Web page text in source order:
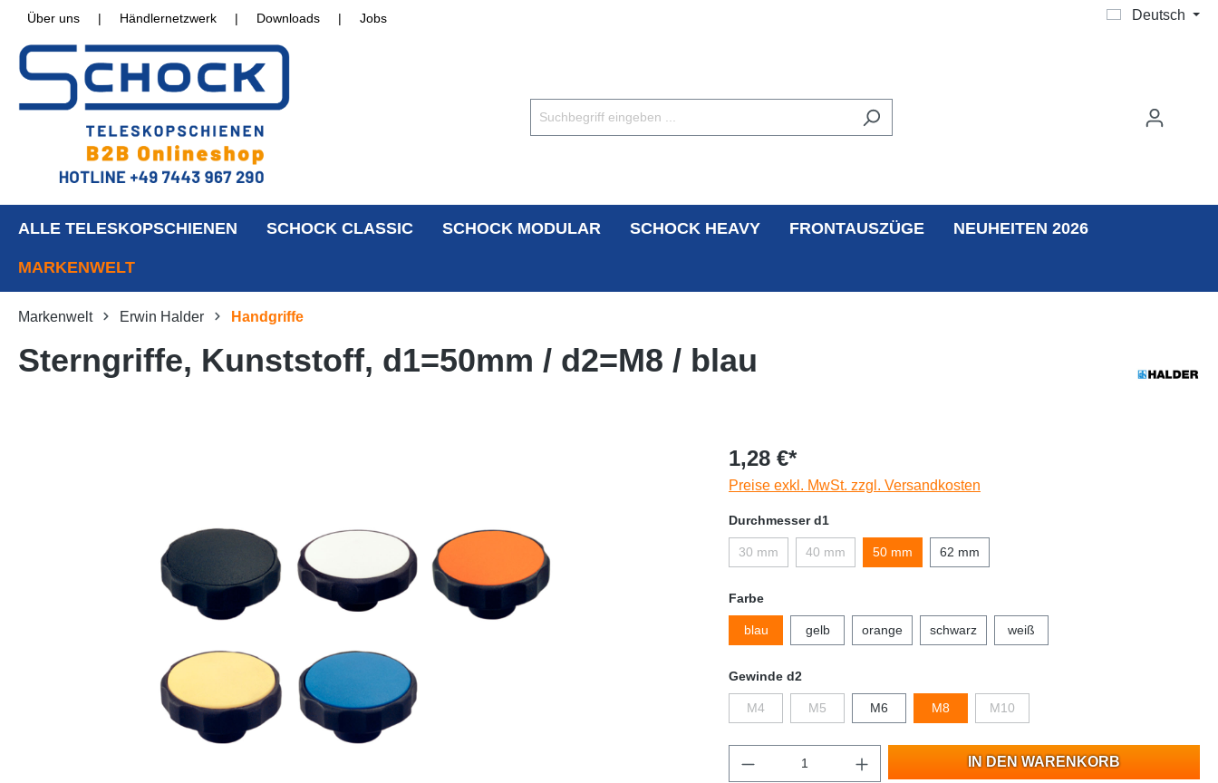
Über uns | Händlernetzwerk | Downloads | Jobs Deutsch
ALLE TELESKOPSCHIENEN SCHOCK CLASSIC SCHOCK MODULAR SCHOCK HEAVY FRONTAUSZÜGE NEUHEITEN 2026
MARKENWELT
Markenwelt Erwin Halder Handgriffe
Sterngriffe, Kunststoff, d1=50mm / d2=M8 / blau
1,28 €*
Preise exkl. MwSt. zzgl. Versandkosten
Durchmesser d1
30 mm 40 mm 50 mm 62 mm
Farbe
blau gelb orange schwarz weiß
Gewinde d2
M4 M5 M6 M8 M10
IN DEN WARENKORB